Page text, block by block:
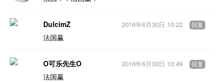
DulcimZ
法国赢
2016年6月30日 10:22 回复
O可乐先生O
法国赢
2016年6月30日 10:49 回复